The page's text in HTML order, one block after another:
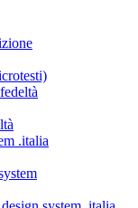
.italia